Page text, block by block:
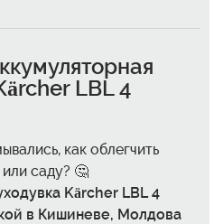
LBL 4
как облегчить
саду? 🤔
Kärcher LBL 4
в Кишиневе, Молдова